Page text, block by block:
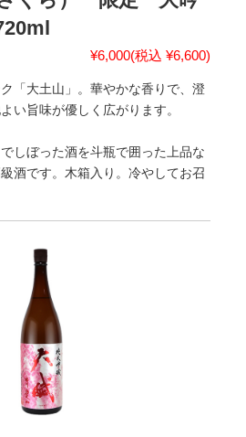
¥6,000(税込 ¥6,600)
「大土山」。華やかな香りで、澄
い旨味が優しく広がります。
しぼった酒を斗瓶で囲った上品な
酒です。木箱入り。冷やしてお召